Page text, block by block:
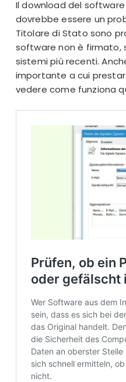
Il download del
dovrebbe essere un
Titolare di Stato sono
software non è firmato,
sistemi più recenti.
importante a cui
vedere come funziona